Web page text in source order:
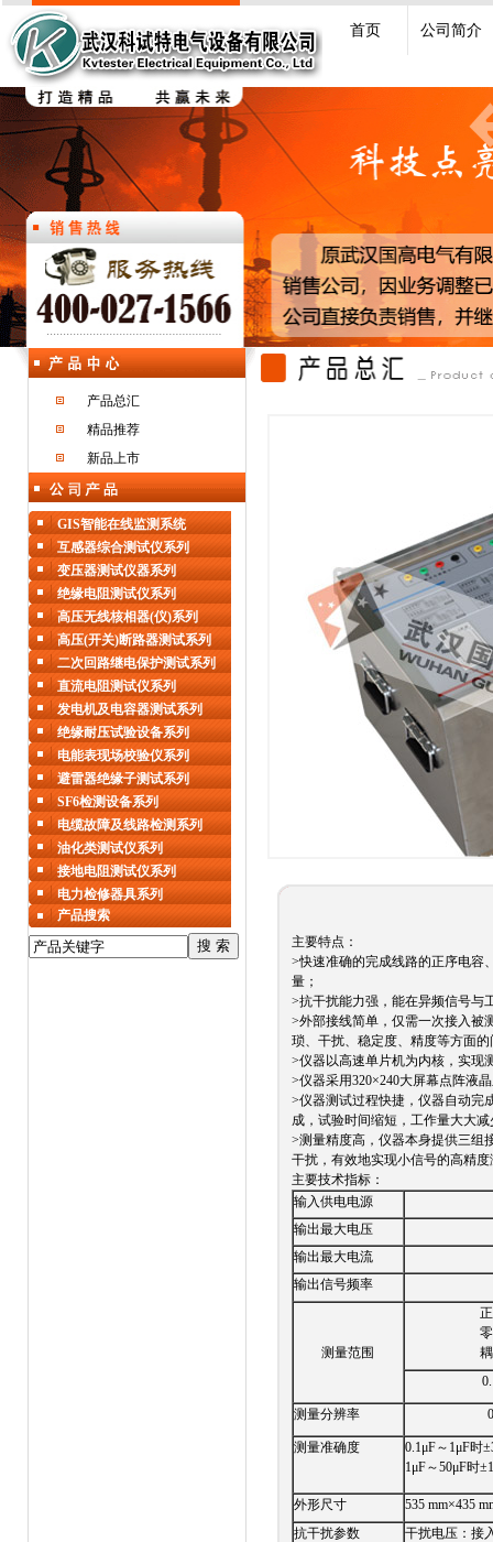
首页 公司简介
产品总汇
精品推荐
新品上市
主要特点：
>快速准确的完成线路的正序电容
量；
>抗干扰能力强，能在异频信号与
>外部接线简单，仅需一次接入被
琐、干扰、稳定度、精度等方面的
>仪器以高速单片机为内核，实现
>仪器采用320×240大屏幕点阵液
>仪器测试过程快捷，仪器自动完
成，试验时间缩短，工作量大大
>测量精度高，仪器本身提供三组
干扰，有效地实现小信号的高精度
主要技术指标：
输入供电电源
输出最大电压
输出最大电流
输出信号频率
测量范围
测量分辨率
测量准确度
0.1μF～1μF时
1μF～50μF时
外形尺寸
535 mm×435
抗干扰参数
干扰电压：接
GIS智能在线监测系统
互感器综合测试仪系列
变压器测试仪器系列
绝缘电阻测试仪系列
高压无线核相器(仪)系列
高压(开关)断路器测试系列
二次回路继电保护测试系列
直流电阻测试仪系列
发电机及电容器测试系列
绝缘耐压试验设备系列
电能表现场校验仪系列
避雷器绝缘子测试系列
SF6检测设备系列
电缆故障及线路检测系列
油化类测试仪系列
接地电阻测试仪系列
电力检修器具系列
产品搜索